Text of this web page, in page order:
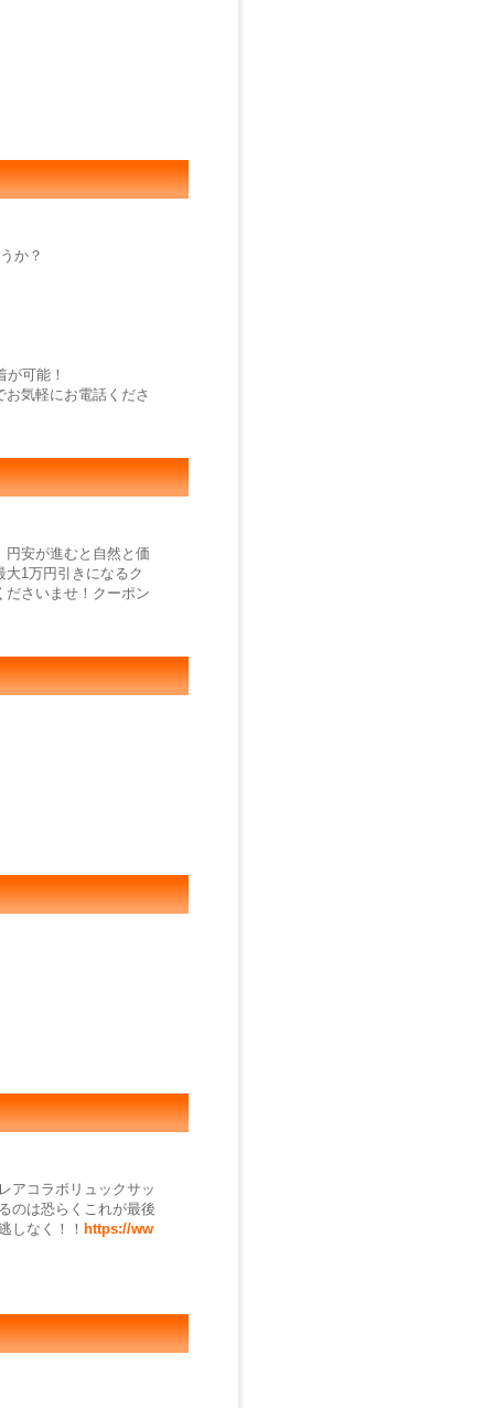
か？
可能！
気軽にお電話くださ
円安が進むと自然と価
1万円引きになるク
ださいませ！クーポン
アコラボリュックサッ
のは恐らくこれが最後
しなく！！ https://ww